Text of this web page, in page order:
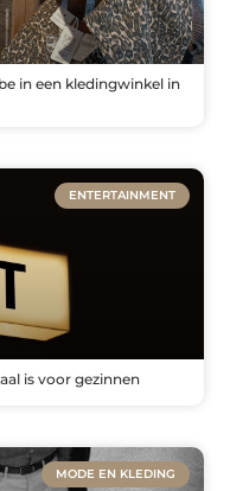
in een kledingwinkel in
ENTERTAINMENT
is voor gezinnen
MODE EN KLEDING